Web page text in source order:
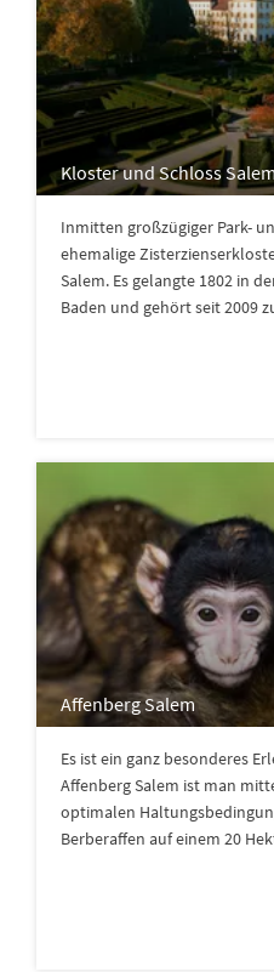
Kloster und Schloss
Inmitten großzügiger Park-
ehemalige
Salem. Es gelangte 1802 in
Baden und gehört seit 2009
Affenberg Salem
Es ist ein ganz besonderes
Affenberg Salem ist man
optimalen
Berberaffen auf einem 20